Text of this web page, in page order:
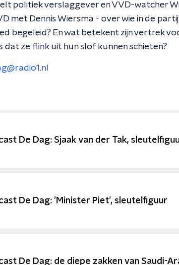
politiek verslaggever en VVD-watcher
met Dennis Wiersma - over wie in de
begeleid? En wat betekent zijn vertrek
dat ze flink uit hun slof kunnen schieten?
De Dag: Sjaak van der Tak,
De Dag: 'Minister Piet', sleutelfiguur
De Dag: de diepe zakken van Saudi-